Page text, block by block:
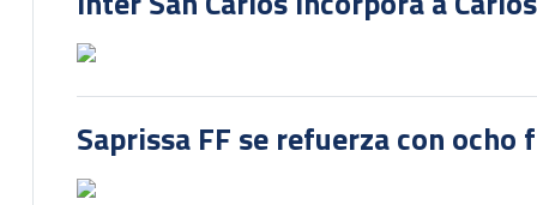
Saprissa FF se refuerza con